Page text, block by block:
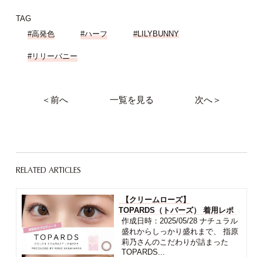
TAG
#高発色
#ハーフ #LILYBUNNY
#リリーバニー
＜前へ 一覧を見る 次へ＞
RELATED ARTICLES
【クリームローズ】
TOPARDS（トパーズ） 着用レポ
作成日時：2025/05/28 ナチュラル
盛れからしっかり盛れまで、 指原
莉乃さんのこだわりが詰まった
TOPARDS...